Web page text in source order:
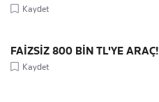
Kaydet
FAİZSİZ 800 BİN TL'YE ARAÇ!
Kaydet